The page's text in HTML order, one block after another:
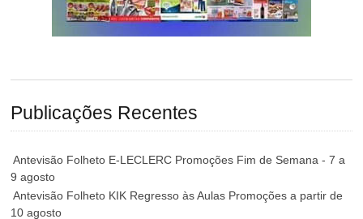
Publicações Recentes
Antevisão Folheto E-LECLERC Promoções Fim de Semana - 7 a
9 agosto
Antevisão Folheto KIK Regresso às Aulas Promoções a partir de
10 agosto